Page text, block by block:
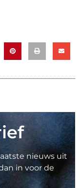
nieuws uit
in voor de